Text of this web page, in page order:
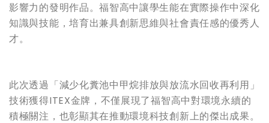
影響力的發明作品。福智高中讓學生能在實際操作中深化
知識與技能，培育出兼具創新思維與社會責任感的優秀人
才。
此次透過「減少化糞池中甲烷排放與放流水回收再利用」
技術獲得ITEX金牌，不僅展現了福智高中對環境永續的
積極關注，也彰顯其在推動環境科技創新上的傑出成果。